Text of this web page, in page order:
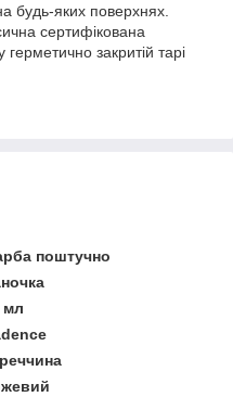
будь-яких поверхнях.
сертифікована
закритій тарі
поштучно
мл